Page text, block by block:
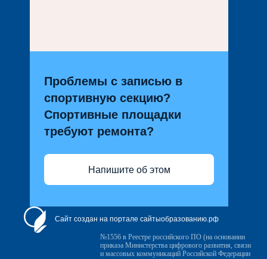
Проблемы с записью в
спортивную секцию?
Спортивные площадки
требуют ремонта?
Напишите об этом
Сайт создан на портале сайтыобразованию.рф
№1556 в Реестре российского ПО (на основании
приказа Министерства цифрового развития, связи
и массовых коммуникаций Российской Федерации